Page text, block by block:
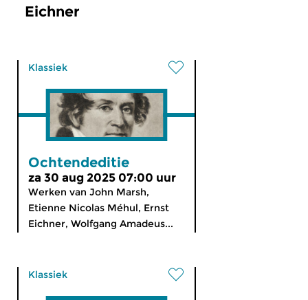
Eichner
Klassiek
Ochtendeditie
za 30 aug 2025 07:00 uur
Werken van John Marsh,
Etienne Nicolas Méhul, Ernst
Eichner, Wolfgang Amadeus...
Klassiek